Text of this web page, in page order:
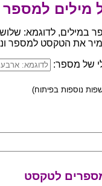
מילים למספר
במילים, לדוגמא:
את הטקסט למספר
של מספר:
נוספות בפיתוח)
לטקסט